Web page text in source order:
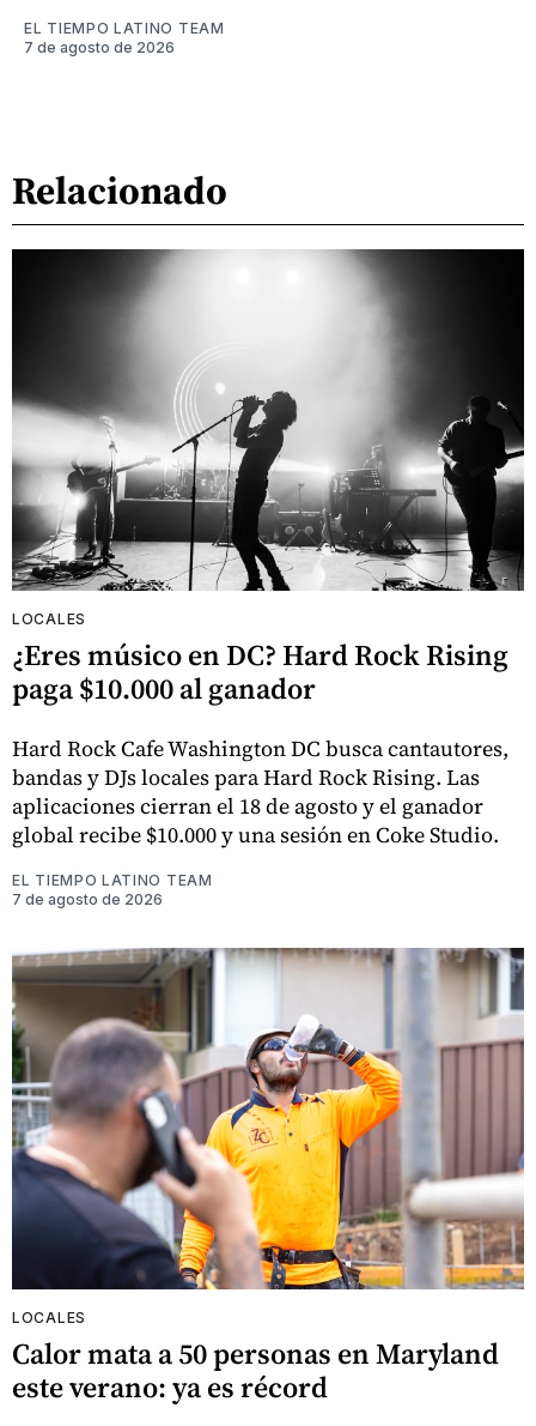
EL TIEMPO LATINO TEAM
7 de agosto de 2026
Relacionado
LOCALES
¿Eres músico en DC? Hard Rock Rising
paga $10.000 al ganador
Hard Rock Cafe Washington DC busca cantautores,
bandas y DJs locales para Hard Rock Rising. Las
aplicaciones cierran el 18 de agosto y el ganador
global recibe $10.000 y una sesión en Coke Studio.
EL TIEMPO LATINO TEAM
7 de agosto de 2026
LOCALES
Calor mata a 50 personas en Maryland
este verano: ya es récord